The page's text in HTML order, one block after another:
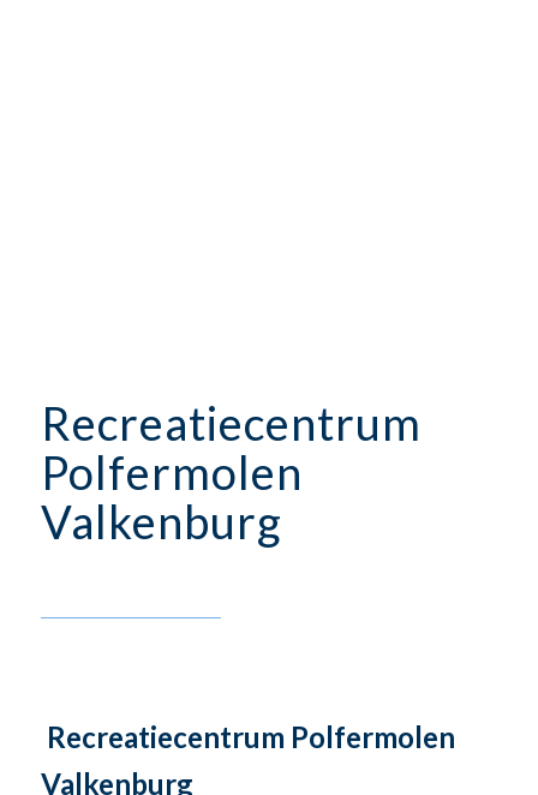
Recreatiecentrum
Polfermolen
Valkenburg
Recreatiecentrum Polfermolen
Valkenburg